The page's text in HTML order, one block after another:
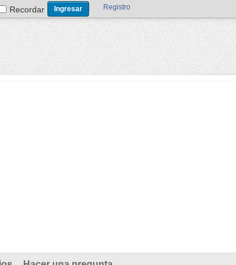
Recordar Registro